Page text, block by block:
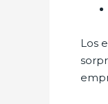
Los